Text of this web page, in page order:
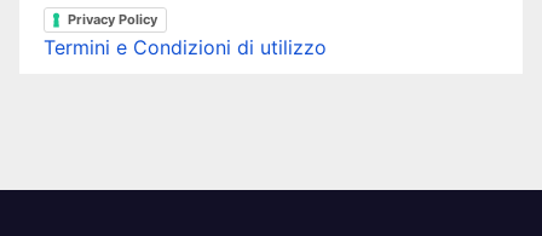
Privacy Policy
Termini e Condizioni di utilizzo